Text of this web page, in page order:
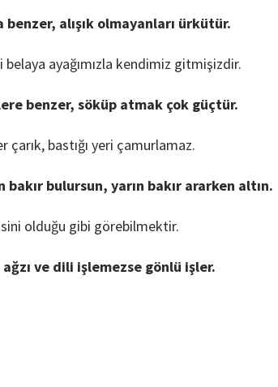
alışık olmayanları ürkütür.
belaya ayağımızla kendimiz gitmişizdir.
benzer, söküp atmak çok güçtür.
bastığı yeri çamurlamaz.
bulursun, yarın bakır ararken altın.
olduğu gibi görebilmektir.
ve dili işlemezse gönlü işler.